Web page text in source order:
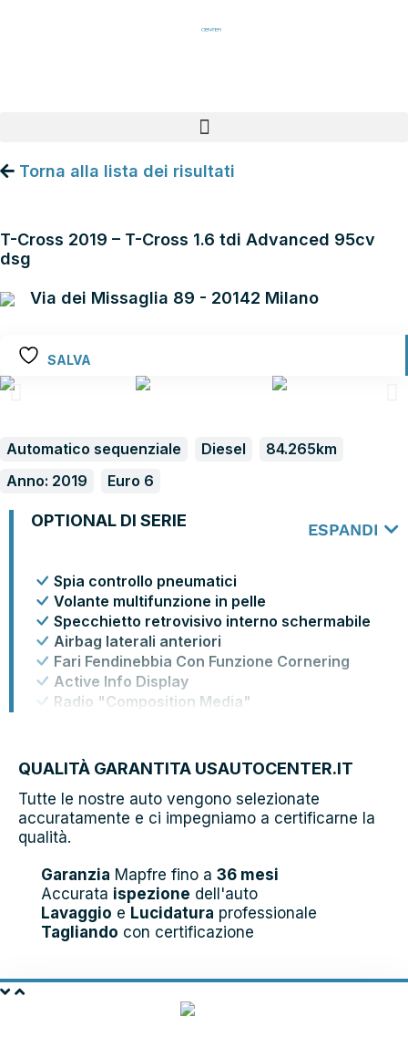
Torna alla lista dei risultati
T-Cross 2019 – T-Cross 1.6 tdi Advanced 95cv
dsg
Via dei Missaglia 89 - 20142 Milano
SALVA
Automatico sequenziale Diesel
84.265km
Anno: 2019
Euro 6
OPTIONAL DI SERIE ESPANDI
Spia controllo pneumatici
Volante multifunzione in pelle
Specchietto retrovisivo interno schermabile
Airbag laterali anteriori
Fari Fendinebbia Con Funzione Cornering
Active Info Display
Radio "Composition Media"
QUALITÀ GARANTITA USAUTOCENTER.IT
Tutte le nostre auto vengono selezionate
accuratamente e ci impegniamo a certificarne la
qualità.
Garanzia Mapfre fino a 36 mesi
Accurata ispezione dell'auto
Lavaggio e Lucidatura professionale
Tagliando con certificazione